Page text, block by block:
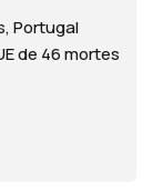
Portugal
de 46 mortes